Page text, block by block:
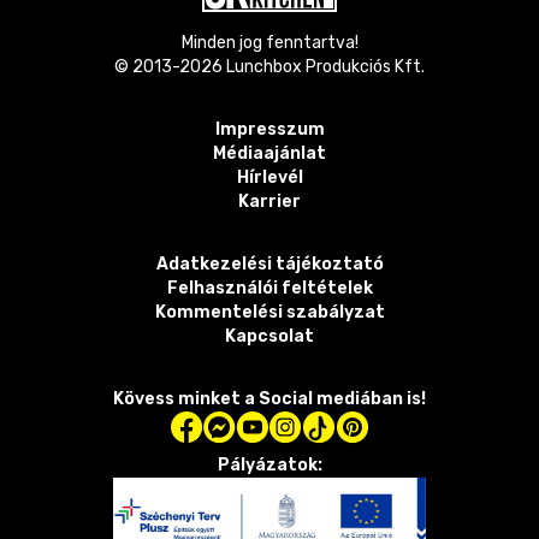
Minden jog fenntartva!
© 2013-2026 Lunchbox Produkciós Kft.
Impresszum
Médiaajánlat
Hírlevél
Karrier
Adatkezelési tájékoztató
Felhasználói feltételek
Kommentelési szabályzat
Kapcsolat
Kövess minket a Social mediában is!
Pályázatok: